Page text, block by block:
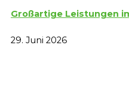
Großartige Leistungen
29. Juni 2026